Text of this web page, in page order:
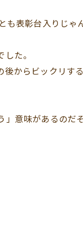
も表彰台入りじ
た。
からビックリす
意味があるのだそ